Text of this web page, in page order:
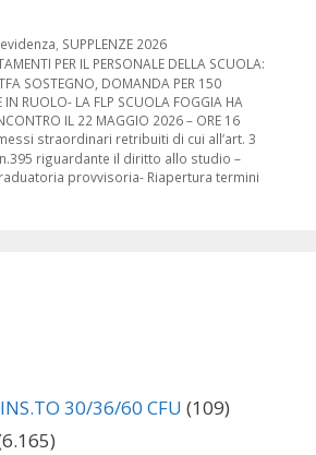
SUPPLENZE 2026
PER IL PERSONALE DELLA SCUOLA:
SOSTEGNO, DOMANDA PER 150
IN RUOLO- LA FLP SCUOLA FOGGIA HA
IL 22 MAGGIO 2026 – ORE 16
straordinari retribuiti di cui all’art. 3
n.395 riguardante il diritto allo studio –
provvisoria- Riapertura termini
30/36/60 CFU (109)